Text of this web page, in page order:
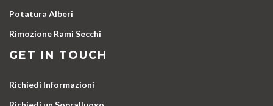
Potatura Alberi
Rimozione Rami Secchi
GET IN TOUCH
Richiedi Informazioni